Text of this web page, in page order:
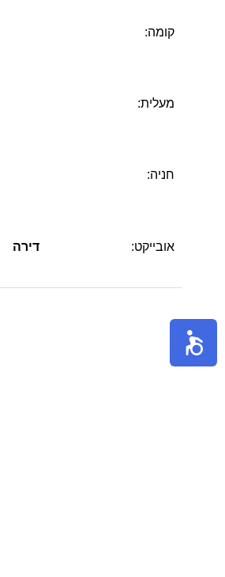
קומה:
מעלית:
חניה:
אובייקט: דירה